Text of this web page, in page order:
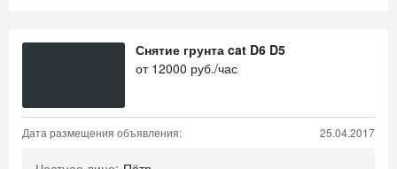
Снятие грунта cat D6 D5
от 12000 руб./час
Дата размещения объявления: 25.04.2017